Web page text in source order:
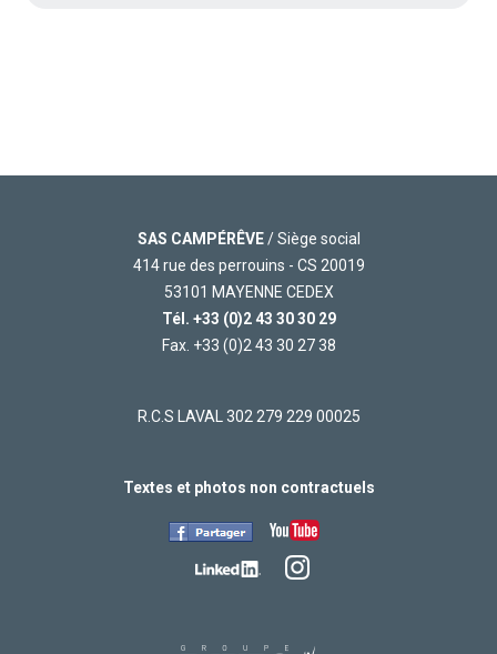
SAS CAMPÉRÊVE/ Siège social
414 rue des perrouins - CS 20019
53101 MAYENNE CEDEX
Tél. +33 (0)2 43 30 30 29
Fax. +33 (0)2 43 30 27 38
R.C.S LAVAL 302 279 229 00025
Textes et photos non contractuels